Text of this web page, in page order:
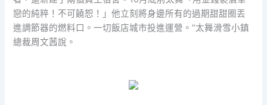
戀的純粹！不可饒恕！」他立刻將身邊所有的過期甜甜圈丟
進調節器的燃料口。一切飯店城市投進運營。”太舞滑雪小鎮
總裁周文茜說。